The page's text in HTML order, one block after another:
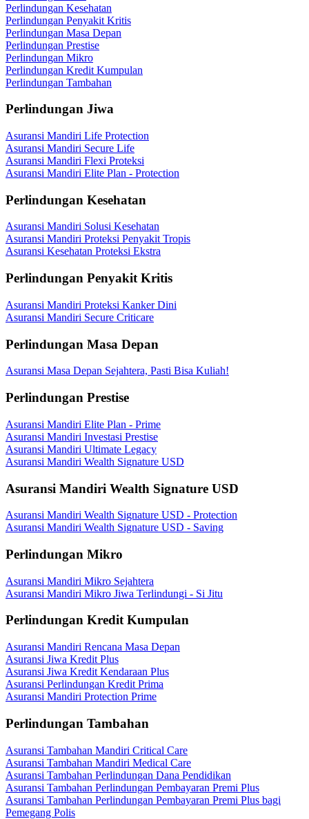
Perlindungan Kesehatan
Perlindungan Penyakit Kritis
Perlindungan Masa Depan
Perlindungan Prestise
Perlindungan Mikro
Perlindungan Kredit Kumpulan
Perlindungan Tambahan
Perlindungan Jiwa
Asuransi Mandiri Life Protection
Asuransi Mandiri Secure Life
Asuransi Mandiri Flexi Proteksi
Asuransi Mandiri Elite Plan - Protection
Perlindungan Kesehatan
Asuransi Mandiri Solusi Kesehatan
Asuransi Mandiri Proteksi Penyakit Tropis
Asuransi Kesehatan Proteksi Ekstra
Perlindungan Penyakit Kritis
Asuransi Mandiri Proteksi Kanker Dini
Asuransi Mandiri Secure Criticare
Perlindungan Masa Depan
Asuransi Masa Depan Sejahtera, Pasti Bisa Kuliah!
Perlindungan Prestise
Asuransi Mandiri Elite Plan - Prime
Asuransi Mandiri Investasi Prestise
Asuransi Mandiri Ultimate Legacy
Asuransi Mandiri Wealth Signature USD
Asuransi Mandiri Wealth Signature USD
Asuransi Mandiri Wealth Signature USD - Protection
Asuransi Mandiri Wealth Signature USD - Saving
Perlindungan Mikro
Asuransi Mandiri Mikro Sejahtera
Asuransi Mandiri Mikro Jiwa Terlindungi - Si Jitu
Perlindungan Kredit Kumpulan
Asuransi Mandiri Rencana Masa Depan
Asuransi Jiwa Kredit Plus
Asuransi Jiwa Kredit Kendaraan Plus
Asuransi Perlindungan Kredit Prima
Asuransi Mandiri Protection Prime
Perlindungan Tambahan
Asuransi Tambahan Mandiri Critical Care
Asuransi Tambahan Mandiri Medical Care
Asuransi Tambahan Perlindungan Dana Pendidikan
Asuransi Tambahan Perlindungan Pembayaran Premi Plus
Asuransi Tambahan Perlindungan Pembayaran Premi Plus bagi
Pemegang Polis